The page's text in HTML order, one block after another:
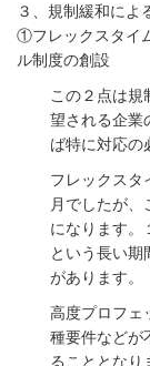
３、規制緩和によ
①フレックスタイ
ル制度の創設
この２点は規
望される企業
ば特に対応の
フレックスタ
月でしたが、
になります。
という長い期
があります。
高度プロフェ
種要件などが
ることとなり